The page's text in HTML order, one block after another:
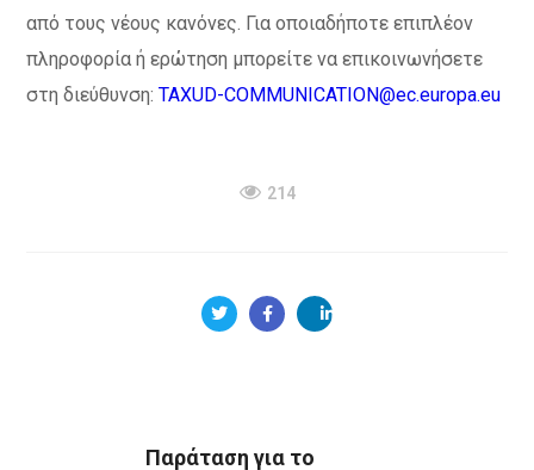
από τους νέους κανόνες. Για οποιαδήποτε επιπλέον
πληροφορία ή ερώτηση μπορείτε να επικοινωνήσετε
στη διεύθυνση:TAXUD-COMMUNICATION@ec.europa.eu
214
Παράταση για το